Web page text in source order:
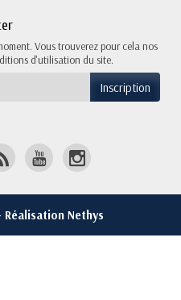
Vous trouverez pour cela nos
d'utilisation du site.
Nethys